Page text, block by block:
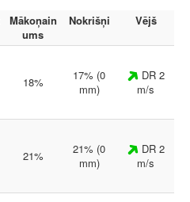
Mākoņain
ums
Nokrišņi Vējš
18%
17% (0
mm)
DR 2
m/s
21%
21% (0
mm)
DR 2
m/s